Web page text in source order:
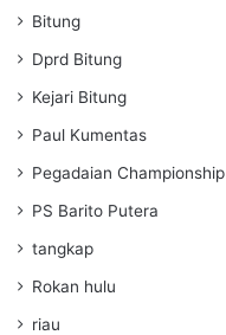
Bitung
Dprd Bitung
Kejari Bitung
Paul Kumentas
Pegadaian Championship
PS Barito Putera
tangkap
Rokan hulu
riau